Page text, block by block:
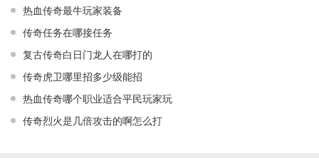
热血传奇最牛玩家装备
传奇任务在哪接任务
复古传奇白日门龙人在哪打的
传奇虎卫哪里招多少级能招
热血传奇哪个职业适合平民玩家玩
传奇烈火是几倍攻击的啊怎么打